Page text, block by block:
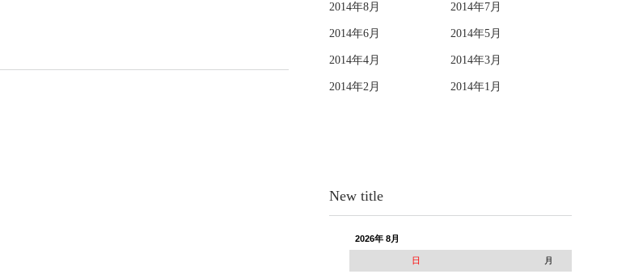
2014年8月 2014年7月
2014年6月 2014年5月
2014年4月 2014年3月
2014年2月 2014年1月
New title
2026年 8月
日 月